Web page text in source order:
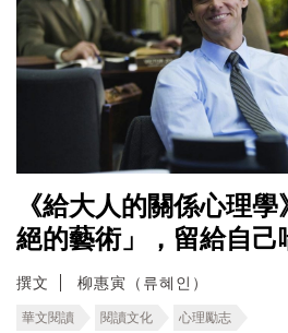
《給大人的關係心理
絕的藝術」，留給自己
撰文 柳惠寅（류혜인）
華文閱讀 閱讀文化 心理勵志